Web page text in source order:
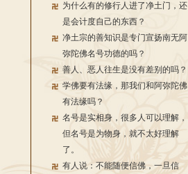
为什么有的修行人进了净土门，还
是会计度自己的东西？
净土宗的善知识是专门宣扬南无阿
弥陀佛名号功德的吗？
善人、恶人往生是没有差别的吗？
学佛要有法缘，那我们和阿弥陀佛
有法缘吗？
名号是实相身，很多人可以理解，
但名号是为物身，就不太好理解
了。
有人说：不能随便信佛，一旦信